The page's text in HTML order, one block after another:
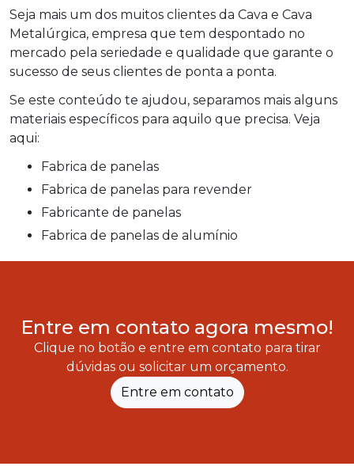
Seja mais um dos muitos clientes da Cava e Cava
Metalúrgica, empresa que tem despontado no
mercado pela seriedade e qualidade que garante o
sucesso de seus clientes de ponta a ponta.
Se este conteúdo te ajudou, separamos mais alguns
materiais específicos para aquilo que precisa. Veja
aqui:
fabrica de panelas
fabrica de panelas para revender
fabricante de panelas
fabrica de panelas de alumínio
Entre em contato agora mesmo!
Clique no botão e entre em contato para tirar
dúvidas ou solicitar um orçamento.
Entre em contato